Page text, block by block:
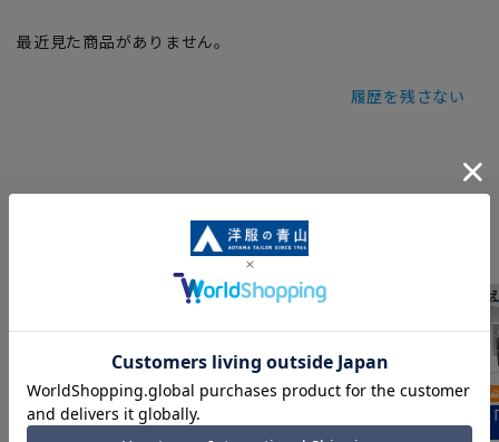
最近見た商品がありません。
履歴を残さない
INFORMATION